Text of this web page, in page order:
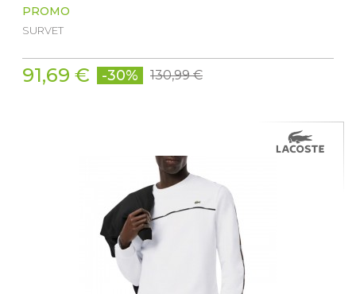
PROMO
SURVET
91,69 € -30% 130,99 €